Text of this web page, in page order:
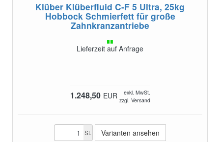
Klüber Klüberfluid C-F 5 Ultra, 25kg
Hobbock Schmierfett für große
Zahnkranzantriebe
Lieferzeit auf Anfrage
1.248,50 EUR
exkl. MwSt.
zzgl. Versand
St. Varianten ansehen